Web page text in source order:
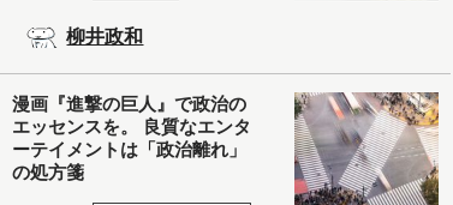
柳井政和
漫画『進撃の巨人』で政治の
エッセンスを。 良質なエンタ
ーテイメントは「政治離れ」
の処方箋